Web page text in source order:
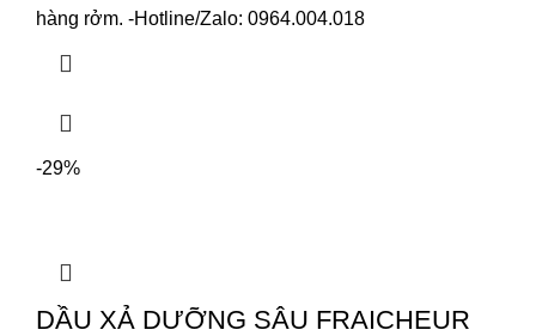
hàng rởm. -Hotline/Zalo: 0964.004.018
-29%
DẦU XẢ DƯỠNG SÂU FRAICHEUR